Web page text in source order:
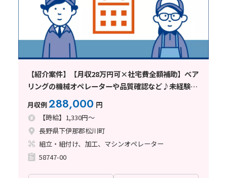
【紹介案件】【月収28万円可×社宅費全額補助】ベア
リングの機械オペレーターや品質確認など♪未経験歓
月収例288,000 円
【時給】1,330円～
長野県下伊那郡松川町
組立・組付け、加工、マシンオペレーター
58747-00